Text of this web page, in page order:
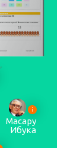
Масару
Ибука